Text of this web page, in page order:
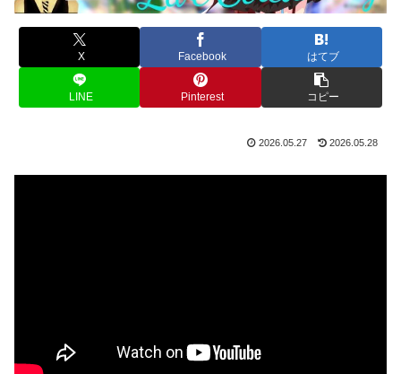
X Facebook はてブ
LINE Pinterest コピー
2026.05.27 2026.05.28